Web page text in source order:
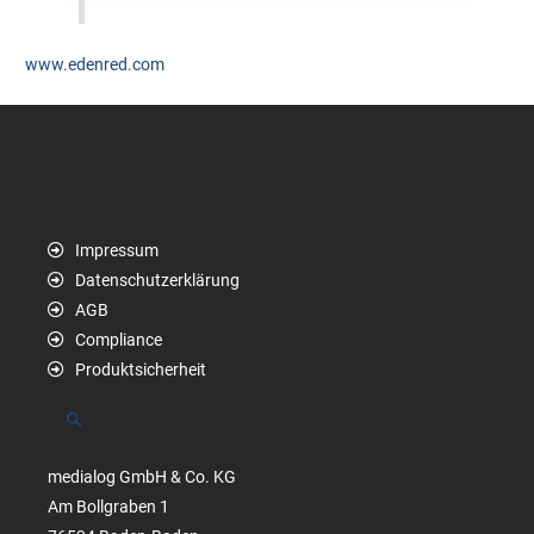
www.edenred.com
Impressum
Datenschutzerklärung
AGB
Compliance
Produktsicherheit
Suchen
medialog GmbH & Co. KG
Am Bollgraben 1